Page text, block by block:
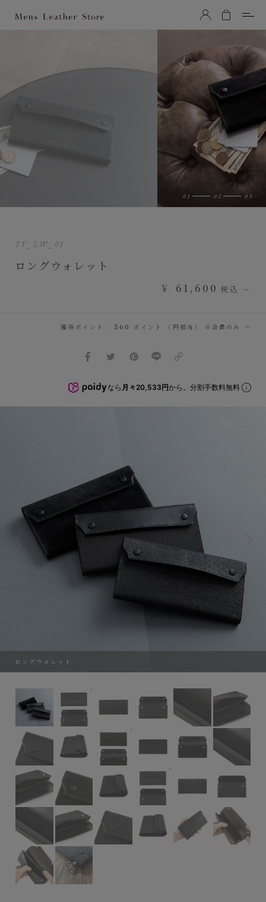
Mens Leather Store（メンズレザーストア）
TV_LW_01
ロングウォレット
¥ 61,600 税込 〜
獲得ポイント： 560 ポイント （円相当） ※会員のみ 〜
なら 月々20,533円から。分割手数料無料
ロングウォレット
ロングウォレットベジタブルショルダー
イタリアンスエード（内装は共通の
マットリザード（内装は